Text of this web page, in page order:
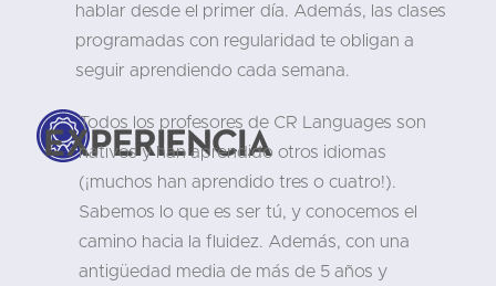
hablar desde el primer día. Además, las clases
programadas con regularidad te obligan a
seguir aprendiendo cada semana.
Experiencia
Todos los profesores de CR Languages son
nativos y han aprendido otros idiomas
(¡muchos han aprendido tres o cuatro!).
Sabemos lo que es ser tú, y conocemos el
camino hacia la fluidez. Además, con una
antigüedad media de más de 5 años y